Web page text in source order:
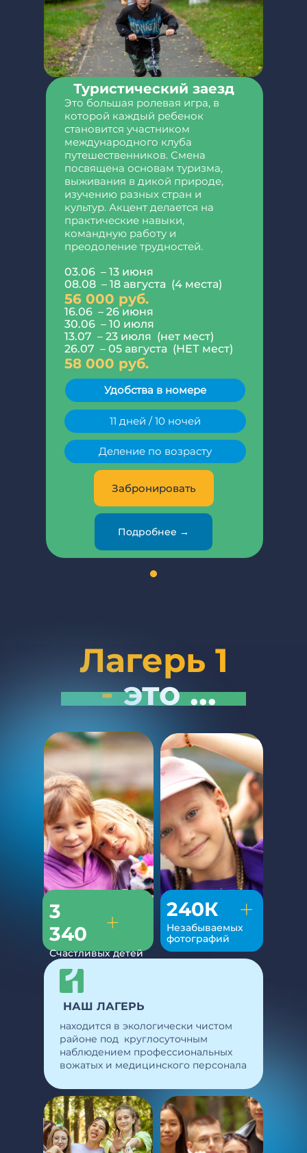
Туристический заезд
Это большая ролевая игра, в
которой каждый ребенок
становится участником
международного клуба
путешественников. Смена
посвящена основам туризма,
выживания в дикой природе,
изучению разных стран и
культур. Акцент делается на
практические навыки,
командную работу и
преодоление трудностей.
03.06 – 13 июня
08.08 – 18 августа (4 места)
56 000 руб.
16.06 – 26 июня
30.06 – 10 июля
13.07 – 23 июля (нет мест)
26.07 – 05 августа (НЕТ мест)
58 000 руб.
Удобства в номере
11 дней / 10 ночей
Деление по возрасту
Забронировать
Подробнее →
ШОУ (удобства в номере)
Лагерь превращается в
собственной киностудией,
театром, концертным залом и
продюсерским центром.
Каждый участник - не просто
ребенок, а«шоу-мейкер» ,
сотрудник креативного
агентства. Цель - создать и
03.06 – 13 июня
16.06 – 26 июня
28.06 – 08 июля
10.07 – 20 июля (НЕТ мест)
22.07 – 01 августа (НЕТ мест)
03.08 – 13 августа (НЕТ мест)
59 000 руб.
Удобства в номерах
11 дней / 10 ночей
Деление по возрасту
Забронировать
Подробнее →
Лагерь 1
- это ...
НАШ ЛАГЕРЬ
находится в экологически чистом
районе под круглосуточным
наблюдением профессиональных
вожатых и медицинского персонала
240К
Незабываемых
фотографий
3
340
Счастливых детей